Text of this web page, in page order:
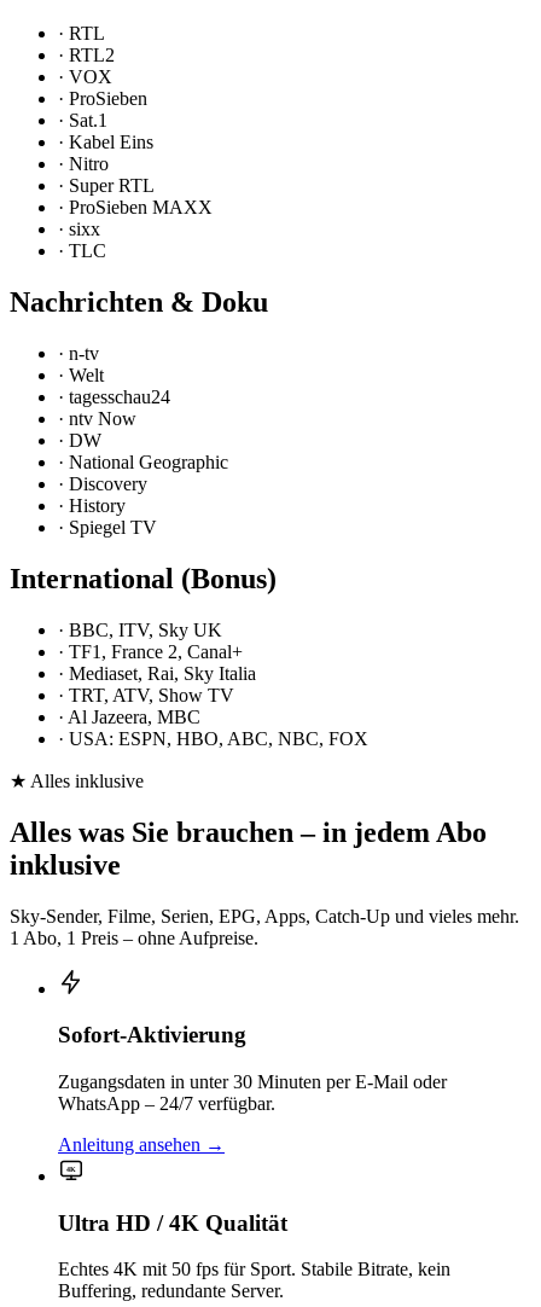
· RTL
· RTL2
· VOX
· ProSieben
· Sat.1
· Kabel Eins
· Nitro
· Super RTL
· ProSieben MAXX
· sixx
· TLC
Nachrichten & Doku
· n-tv
· Welt
· tagesschau24
· ntv Now
· DW
· National Geographic
· Discovery
· History
· Spiegel TV
International (Bonus)
· BBC, ITV, Sky UK
· TF1, France 2, Canal+
· Mediaset, Rai, Sky Italia
· TRT, ATV, Show TV
· Al Jazeera, MBC
· USA: ESPN, HBO, ABC, NBC, FOX
★ Alles inklusive
Alles was Sie brauchen – in jedem Abo
inklusive
Sky-Sender, Filme, Serien, EPG, Apps, Catch-Up und vieles mehr.
1 Abo, 1 Preis – ohne Aufpreise.
Sofort-Aktivierung
Zugangsdaten in unter 30 Minuten per E-Mail oder
WhatsApp – 24/7 verfügbar.
Anleitung ansehen →
4K
Ultra HD / 4K Qualität
Echtes 4K mit 50 fps für Sport. Stabile Bitrate, kein
Buffering, redundante Server.